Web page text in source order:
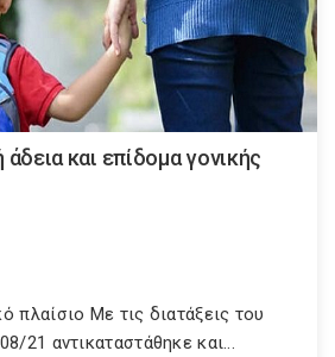
άδεια και επίδομα γονικής
πλαίσιο Με τις διατάξεις του
21 αντικαταστάθηκε και...